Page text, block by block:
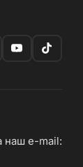
наш e-mail: